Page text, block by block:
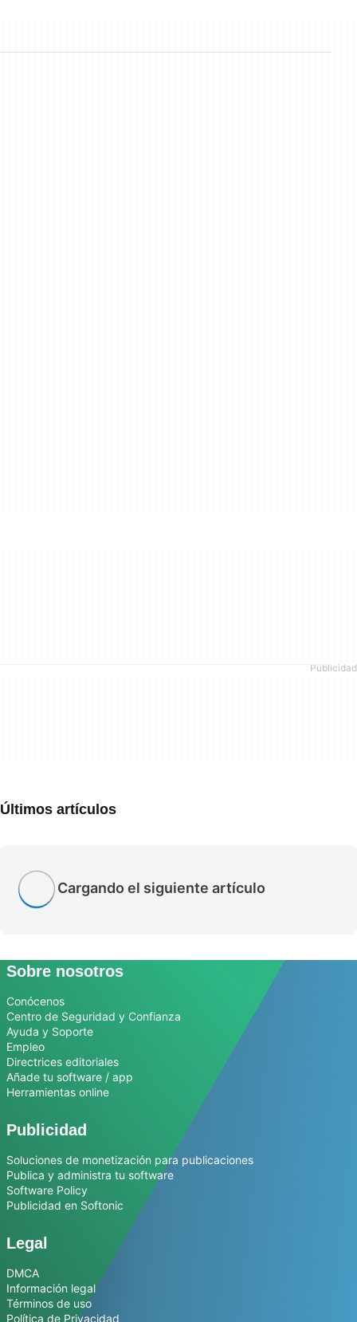
Últimos artículos
Cargando el siguiente artículo
Sobre nosotros
Conócenos
Centro de Seguridad y Confianza
Ayuda y Soporte
Empleo
Directrices editoriales
Añade tu software / app
Herramientas online
Publicidad
Soluciones de monetización para publicaciones
Publica y administra tu software
Software Policy
Publicidad en Softonic
Legal
DMCA
Información legal
Términos de uso
Política de Privacidad